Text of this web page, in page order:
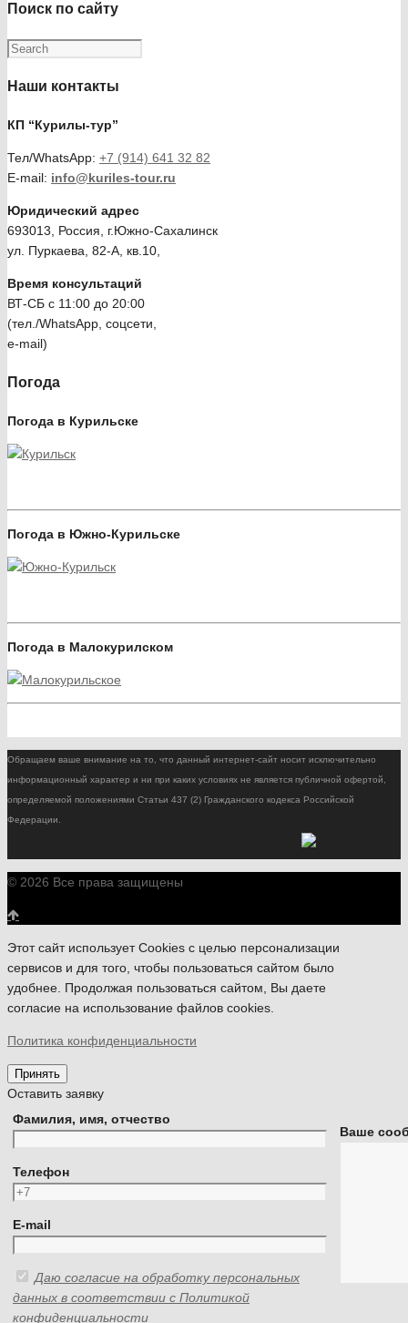
Поиск по сайту
Наши контакты
КП “Курилы-тур”
Тел/WhatsApp: +7 (914) 641 32 82
E-mail: info@kuriles-tour.ru
Юридический адрес
693013, Россия, г.Южно-Сахалинск​
ул. Пуркаева, 82-А, кв.10,
Время консультаций
ВТ-СБ с 11:00 до 20:00
(тел./WhatsApp, соцсети,
e-mail)
Погода
Погода в Курильске
Погода в Южно-Курильске
Погода в Малокурилском
Обращаем ваше внимание на то, что данный интернет-сайт носит исключительно
информационный характер и ни при каких условиях не является публичной офертой,
определяемой положениями Статьи 437 (2) Гражданского кодекса Российской
Федерации.
© 2026 Все права защищены
Этот сайт использует Cookies с целью персонализации
сервисов и для того, чтобы пользоваться сайтом было
удобнее. Продолжая пользоваться сайтом, Вы даете
согласие на использование файлов cookies.
Политика конфиденциальности
Принять
Оставить заявку
Фамилия, имя, отчество
Телефон
E-mail
Даю согласие на обработку персональных
данных в соответствии с Политикой
конфиденциальности
Ваше